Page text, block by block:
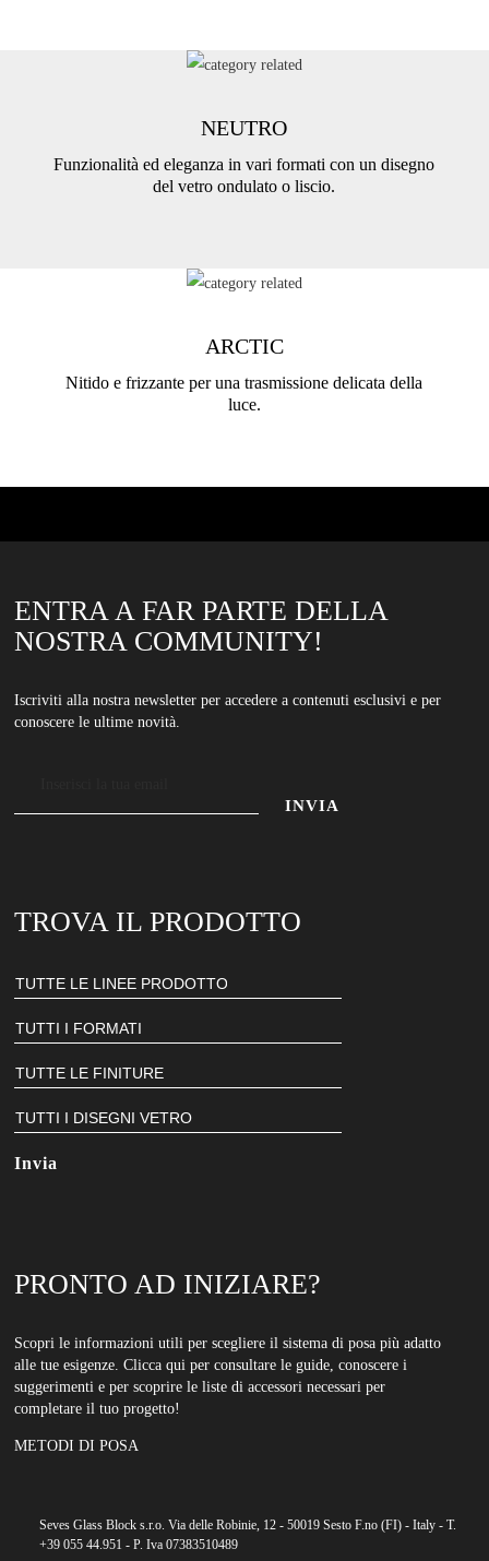
NEUTRO
Funzionalità ed eleganza in vari formati con un disegno
del vetro ondulato o liscio.
ARCTIC
Nitido e frizzante per una trasmissione delicata della
luce.
ENTRA A FAR PARTE DELLA
NOSTRA COMMUNITY!
Iscriviti alla nostra newsletter per accedere a contenuti esclusivi e per
conoscere le ultime novità.
indirizzo
per
iscriverti
nostra
newsletter
TROVA IL PRODOTTO
PRONTO AD INIZIARE?
Scopri le informazioni utili per scegliere il sistema di posa più adatto
alle tue esigenze. Clicca qui per consultare le guide, conoscere i
suggerimenti e per scoprire le liste di accessori necessari per
completare il tuo progetto!
METODI DI POSA
Seves Glass Block s.r.o. Via delle Robinie, 12 - 50019 Sesto F.no (FI) - Italy - T.
+39 055 44.951 - P. Iva 07383510489